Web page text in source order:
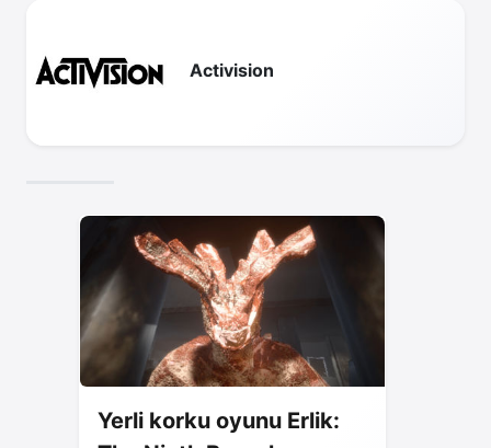
Activision
Yerli korku oyunu Erlik: